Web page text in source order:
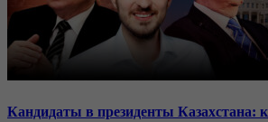
Кандидаты в президенты Казахстана: